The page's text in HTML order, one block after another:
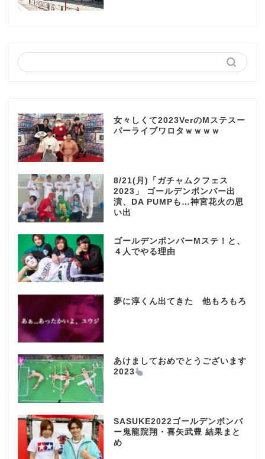
女々しくて2023VerのMステスー
パーライブワロタｗｗｗｗ
8/21(月)「ガチャムクフェス
2023」 ゴールデンボンバー出
演、DA PUMPも…神宮花火の思
い出
ゴールデンボンバーMステ！と、
４人でやる理由
夢に淳くん出てきた 他もろもろ
あけましておめでとうございます
2023
SASUKE2022ゴールデンボンバ
ー鬼龍院翔・喜矢武豊 結果まと
め